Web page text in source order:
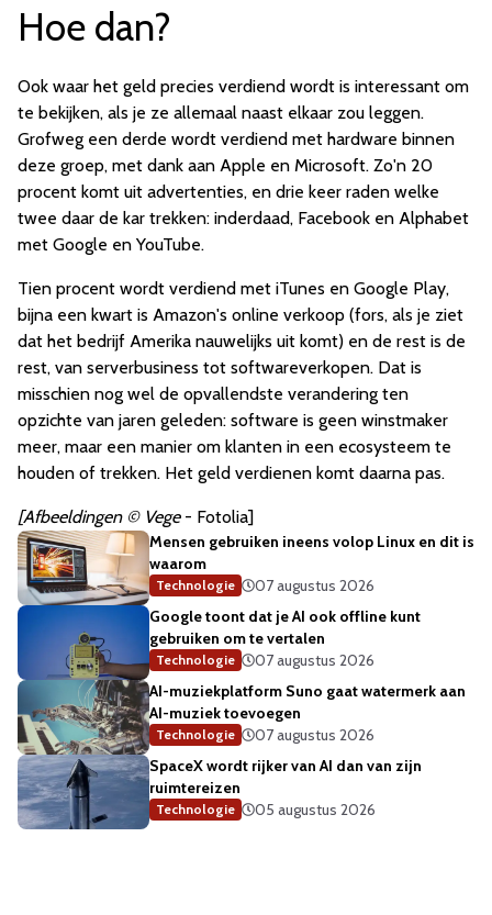
Hoe dan?
Ook waar het geld precies verdiend wordt is interessant om
te bekijken, als je ze allemaal naast elkaar zou leggen.
Grofweg een derde wordt verdiend met hardware binnen
deze groep, met dank aan Apple en Microsoft. Zo'n 20
procent komt uit advertenties, en drie keer raden welke
twee daar de kar trekken: inderdaad, Facebook en Alphabet
met Google en YouTube.
Tien procent wordt verdiend met iTunes en Google Play,
bijna een kwart is Amazon's online verkoop (fors, als je ziet
dat het bedrijf Amerika nauwelijks uit komt) en de rest is de
rest, van serverbusiness tot softwareverkopen. Dat is
misschien nog wel de opvallendste verandering ten
opzichte van jaren geleden: software is geen winstmaker
meer, maar een manier om klanten in een ecosysteem te
houden of trekken. Het geld verdienen komt daarna pas.
[Afbeeldingen © Vege - Fotolia]
Mensen gebruiken ineens volop Linux en dit is
waarom
Technologie
07 augustus 2026
Google toont dat je AI ook offline kunt
gebruiken om te vertalen
Technologie
07 augustus 2026
AI-muziekplatform Suno gaat watermerk aan
AI-muziek toevoegen
Technologie
07 augustus 2026
SpaceX wordt rijker van AI dan van zijn
ruimtereizen
Technologie 05 augustus 2026